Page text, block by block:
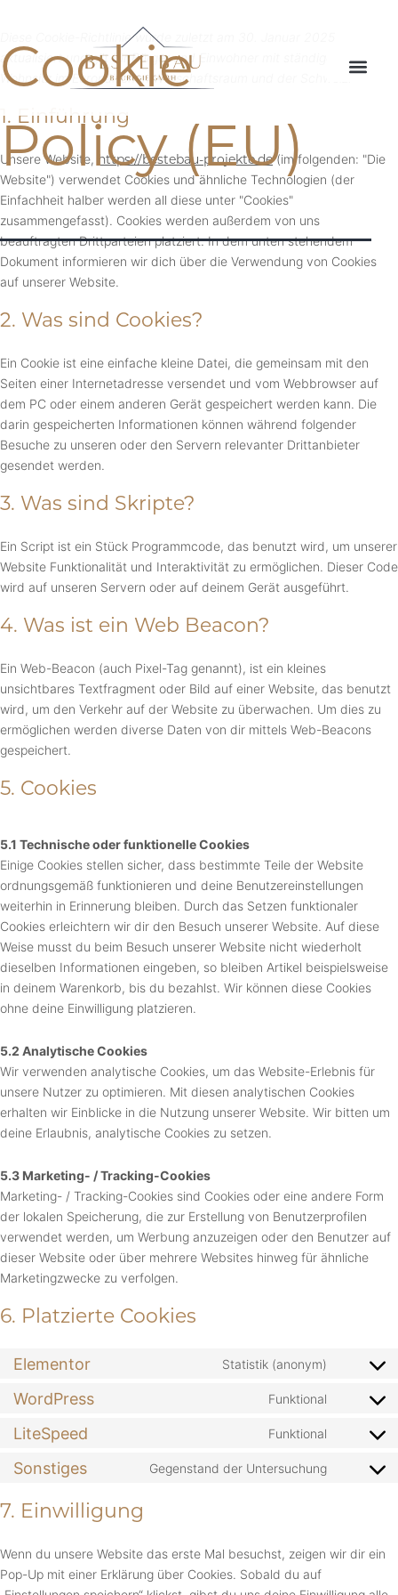
Cookie
Policy (EU)
Diese Cookie-Richtlinie wurde zuletzt am 30. Januar 2025
aktualisiert und gilt für Bürger und Einwohner mit ständigem
Wohnsitz im Europäischen Wirtschaftsraum und der Schweiz.
1. Einführung
Unsere Website, https://bestebau-projekte.de(im folgenden: "Die
Website") verwendet Cookies und ähnliche Technologien (der
Einfachheit halber werden all diese unter "Cookies"
zusammengefasst). Cookies werden außerdem von uns
beauftragten Drittparteien platziert. In dem unten stehendem
Dokument informieren wir dich über die Verwendung von Cookies
auf unserer Website.
2. Was sind Cookies?
Ein Cookie ist eine einfache kleine Datei, die gemeinsam mit den
Seiten einer Internetadresse versendet und vom Webbrowser auf
dem PC oder einem anderen Gerät gespeichert werden kann. Die
darin gespeicherten Informationen können während folgender
Besuche zu unseren oder den Servern relevanter Drittanbieter
gesendet werden.
3. Was sind Skripte?
Ein Script ist ein Stück Programmcode, das benutzt wird, um unserer
Website Funktionalität und Interaktivität zu ermöglichen. Dieser Code
wird auf unseren Servern oder auf deinem Gerät ausgeführt.
4. Was ist ein Web Beacon?
Ein Web-Beacon (auch Pixel-Tag genannt), ist ein kleines
unsichtbares Textfragment oder Bild auf einer Website, das benutzt
wird, um den Verkehr auf der Website zu überwachen. Um dies zu
ermöglichen werden diverse Daten von dir mittels Web-Beacons
gespeichert.
5. Cookies
5.1 Technische oder funktionelle Cookies
Einige Cookies stellen sicher, dass bestimmte Teile der Website
ordnungsgemäß funktionieren und deine Benutzereinstellungen
weiterhin in Erinnerung bleiben. Durch das Setzen funktionaler
Cookies erleichtern wir dir den Besuch unserer Website. Auf diese
Weise musst du beim Besuch unserer Website nicht wiederholt
dieselben Informationen eingeben, so bleiben Artikel beispielsweise
in deinem Warenkorb, bis du bezahlst. Wir können diese Cookies
ohne deine Einwilligung platzieren.
5.2 Analytische Cookies
Wir verwenden analytische Cookies, um das Website-Erlebnis für
unsere Nutzer zu optimieren. Mit diesen analytischen Cookies
erhalten wir Einblicke in die Nutzung unserer Website. Wir bitten um
deine Erlaubnis, analytische Cookies zu setzen.
5.3 Marketing- / Tracking-Cookies
Marketing- / Tracking-Cookies sind Cookies oder eine andere Form
der lokalen Speicherung, die zur Erstellung von Benutzerprofilen
verwendet werden, um Werbung anzuzeigen oder den Benutzer auf
dieser Website oder über mehrere Websites hinweg für ähnliche
Marketingzwecke zu verfolgen.
6. Platzierte Cookies
Elementor Statistik (anonym)
WordPress Funktional
LiteSpeed Funktional
Sonstiges Gegenstand der Untersuchung
7. Einwilligung
Wenn du unsere Website das erste Mal besuchst, zeigen wir dir ein
Pop-Up mit einer Erklärung über Cookies. Sobald du auf